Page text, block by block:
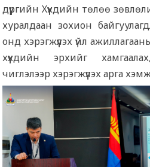
дүүргийн Хүүхдийн төлөө
хуралдаан зохион
онд хэрэгжүүлэх үйл
хүүхдийн эрхийг
чиглэлээр хэрэгжүүлэх арга